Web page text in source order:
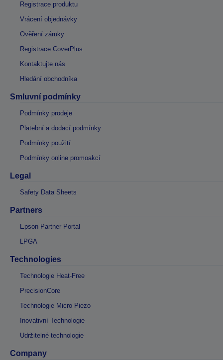
Registrace produktu
Vrácení objednávky
Ověření záruky
Registrace CoverPlus
Kontaktujte nás
Hledání obchodníka
Smluvní podmínky
Podmínky prodeje
Platební a dodací podmínky
Podmínky použití
Podmínky online promoakcí
Legal
Safety Data Sheets
Partners
Epson Partner Portal
LPGA
Technologies
Technologie Heat-Free
PrecisionCore
Technologie Micro Piezo
Inovativní Technologie
Udržitelné technologie
Company